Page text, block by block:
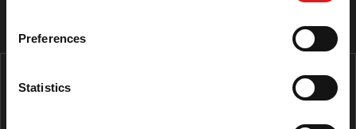
Preferences
Statistics